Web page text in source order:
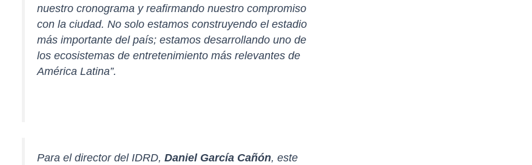
nuestro cronograma y reafirmando nuestro compromiso
con la ciudad. No solo estamos construyendo el estadio
más importante del país; estamos desarrollando uno de
los ecosistemas de entretenimiento más relevantes de
América Latina”.
Para el director del IDRD,Daniel García Cañón, este